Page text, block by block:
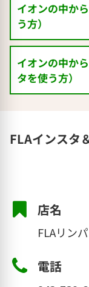
します。
古淵駅の
イオンの中か
う方）
サンマ
す。（手
イトオン
イオンの中か
タを使う方）
FLAインスタ
店名
FLAリン
電話